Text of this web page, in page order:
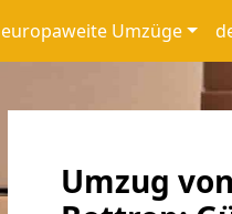
europaweite Umzüge
Umzug